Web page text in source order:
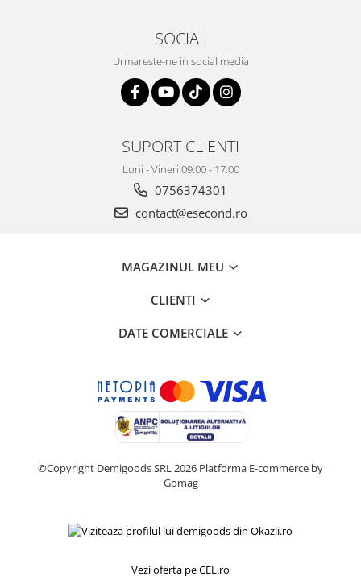
Audio HI-FI & Profesionale
Camere video si sport
Home Cinema & Audio
SOCIAL
Urmareste-ne in social media
SUPORT CLIENTI
Luni - Vineri 09:00 - 17:00
0756374301
contact@esecond.ro
MAGAZINUL MEU
CLIENTI
DATE COMERCIALE
©Copyright Demigoods SRL 2026 Platforma E-commerce by
Gomag
Vezi oferta pe CEL.ro